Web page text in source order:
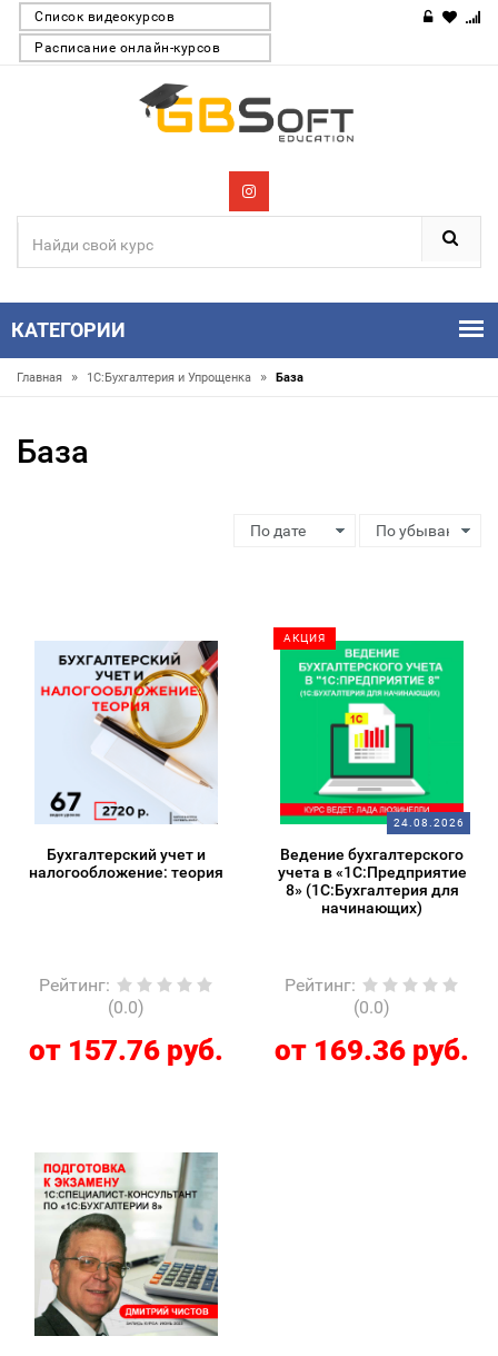
Список видеокурсов
Расписание онлайн-курсов
КАТЕГОРИИ
Главная » 1С:Бухгалтерия и Упрощенка » База
База
Бухгалтерский учет и
налогообложение: теория
Рейтинг:
(0.0)
от 157.76 руб.
АКЦИЯ
24.08.2026
Ведение бухгалтерского
учета в «1С:Предприятие
8» (1С:Бухгалтерия для
начинающих)
Рейтинг:
(0.0)
от 169.36 руб.